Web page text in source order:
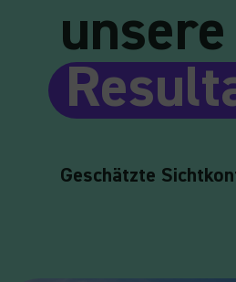
unsere
Geschätzte